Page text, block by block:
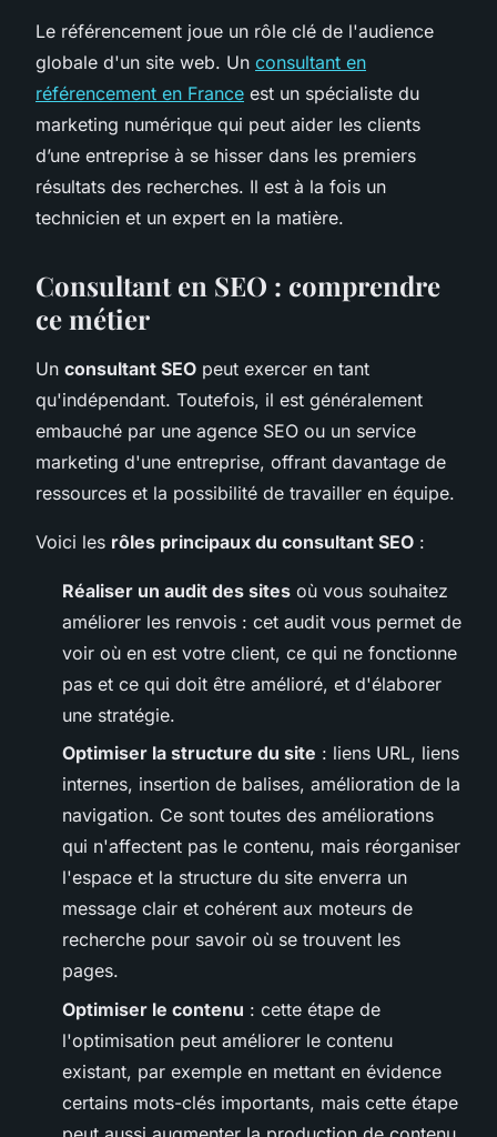
Le référencement joue un rôle clé de l'audience
globale d'un site web. Un consultant en
référencement en France est un spécialiste du
marketing numérique qui peut aider les clients
d’une entreprise à se hisser dans les premiers
résultats des recherches. Il est à la fois un
technicien et un expert en la matière.
Consultant en SEO : comprendre
ce métier
Un consultant SEO peut exercer en tant
qu'indépendant. Toutefois, il est généralement
embauché par une agence SEO ou un service
marketing d'une entreprise, offrant davantage de
ressources et la possibilité de travailler en équipe.
Voici les rôles principaux du consultant SEO :
Réaliser un audit des sites où vous souhaitez
améliorer les renvois : cet audit vous permet de
voir où en est votre client, ce qui ne fonctionne
pas et ce qui doit être amélioré, et d'élaborer
une stratégie.
Optimiser la structure du site : liens URL, liens
internes, insertion de balises, amélioration de la
navigation. Ce sont toutes des améliorations
qui n'affectent pas le contenu, mais réorganiser
l'espace et la structure du site enverra un
message clair et cohérent aux moteurs de
recherche pour savoir où se trouvent les
pages.
Optimiser le contenu : cette étape de
l'optimisation peut améliorer le contenu
existant, par exemple en mettant en évidence
certains mots-clés importants, mais cette étape